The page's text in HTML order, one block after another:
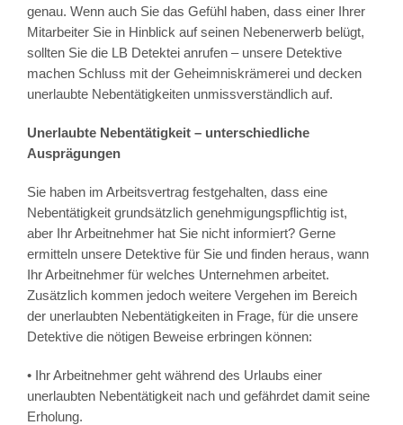
genau. Wenn auch Sie das Gefühl haben, dass einer Ihrer
Mitarbeiter Sie in Hinblick auf seinen Nebenerwerb belügt,
sollten Sie die LB Detektei anrufen – unsere Detektive
machen Schluss mit der Geheimniskrämerei und decken
unerlaubte Nebentätigkeiten unmissverständlich auf.
Unerlaubte Nebentätigkeit – unterschiedliche
Ausprägungen
Sie haben im Arbeitsvertrag festgehalten, dass eine
Nebentätigkeit grundsätzlich genehmigungspflichtig ist,
aber Ihr Arbeitnehmer hat Sie nicht informiert? Gerne
ermitteln unsere Detektive für Sie und finden heraus, wann
Ihr Arbeitnehmer für welches Unternehmen arbeitet.
Zusätzlich kommen jedoch weitere Vergehen im Bereich
der unerlaubten Nebentätigkeiten in Frage, für die unsere
Detektive die nötigen Beweise erbringen können:
• Ihr Arbeitnehmer geht während des Urlaubs einer
unerlaubten Nebentätigkeit nach und gefährdet damit seine
Erholung.